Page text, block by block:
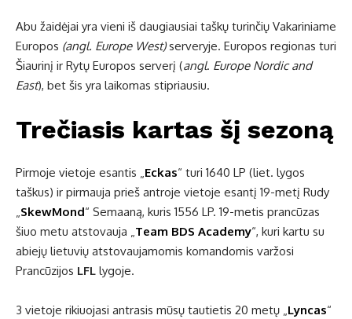
Abu žaidėjai yra vieni iš daugiausiai taškų turinčių Vakariniame
Europos (angl. Europe West)serveryje. Europos regionas turi
Šiaurinį ir Rytų Europos serverį (angl. Europe Nordic and
East), bet šis yra laikomas stipriausiu.
Trečiasis kartas šį sezoną
Pirmoje vietoje esantis „Eckas“ turi 1640 LP (liet. lygos
taškus) ir pirmauja prieš antroje vietoje esantį 19-metį Rudy
„SkewMond“ Semaaną, kuris 1556 LP. 19-metis prancūzas
šiuo metu atstovauja „Team BDS Academy“, kuri kartu su
abiejų lietuvių atstovaujamomis komandomis varžosi
Prancūzijos LFL lygoje.
3 vietoje rikiuojasi antrasis mūsų tautietis 20 metų „Lyncas“